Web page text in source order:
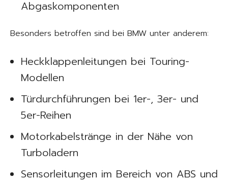
Abgaskomponenten
Besonders betroffen sind bei BMW unter anderem:
Heckklappenleitungen bei Touring-
Modellen
Türdurchführungen bei 1er-, 3er- und
5er-Reihen
Motorkabelstränge in der Nähe von
Turboladern
Sensorleitungen im Bereich von ABS und